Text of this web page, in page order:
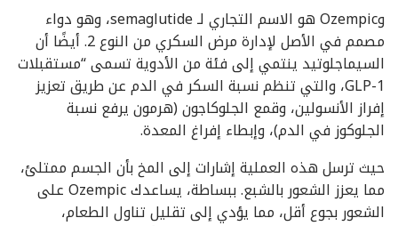
وOzempic هو الاسم التجاري لـ semaglutide، وهو دواء
مصمم في الأصل لإدارة مرض السكري من النوع 2. أيضًا أن
السيماجلوتيد ينتمي إلى فئة من الأدوية تسمى “مستقبلات
GLP-1، والتي تنظم نسبة السكر في الدم عن طريق تعزيز
إفراز الأنسولين، وقمع الجلوكاجون (هرمون يرفع نسبة
الجلوكوز في الدم)، وإبطاء إفراغ المعدة.
حيث ترسل هذه العملية إشارات إلى المخ بأن الجسم ممتلئ،
مما يعزز الشعور بالشبع. ببساطة، يساعدك Ozempic على
الشعور بجوع أقل، مما يؤدي إلى تقليل تناول الطعام،